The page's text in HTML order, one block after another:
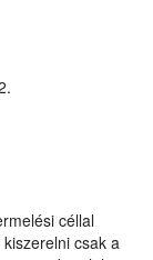
céllal
csak a